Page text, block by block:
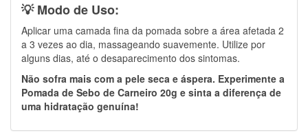
💡 Modo de Uso:
Aplicar uma camada fina da pomada sobre a área afetada 2
a 3 vezes ao dia, massageando suavemente. Utilize por
alguns dias, até o desaparecimento dos sintomas.
Não sofra mais com a pele seca e áspera. Experimente a
Pomada de Sebo de Carneiro 20g e sinta a diferença de
uma hidratação genuína!